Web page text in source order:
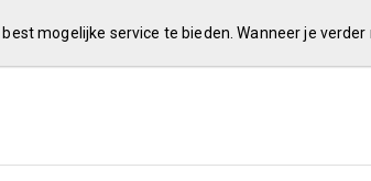
mogelijke service te bieden. Wanneer je